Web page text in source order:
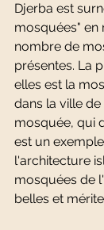
Djerba est
mosquées" en
nombre de
présentes. La
elles est la
dans la ville
mosquée, qui
est un
l'architecture
mosquées de
belles et